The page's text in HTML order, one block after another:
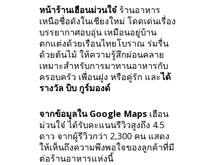
หน้าร้านเฮือนม่วนใจ๋ร้านอาหาร
เหนือชื่อดังในเชียงใหม่ โดดเด่นเรื่อง
บรรยากาศอบอุ่น เหมือนอยู่บ้าน
ตกแต่งด้วยเรือนไทยโบราณ ร่มรื่น
ด้วยต้นไม้ ให้ความรู้สึกผ่อนคลาย
เหมาะสำหรับการมาทานอาหารกับ
ครอบครัว เพื่อนฝูง หรือคู่รัก และได้
รางวัล บิบ กูร์มองด์
จากข้อมูลใน Google Maps เฮือน
ม่วนใจ๋ ได้รับคะแนนรีวิวสูงถึง 4.5
ดาว จากผู้รีวิวกว่า 2,300 คน แสดง
ให้เห็นถึงความพึงพอใจของลูกค้าที่มี
ต่อร้านอาหารแห่งนี้